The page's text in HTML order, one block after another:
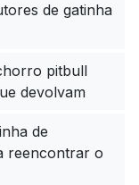
de gatinha
pitbull
devolvam
de
reencontrar o